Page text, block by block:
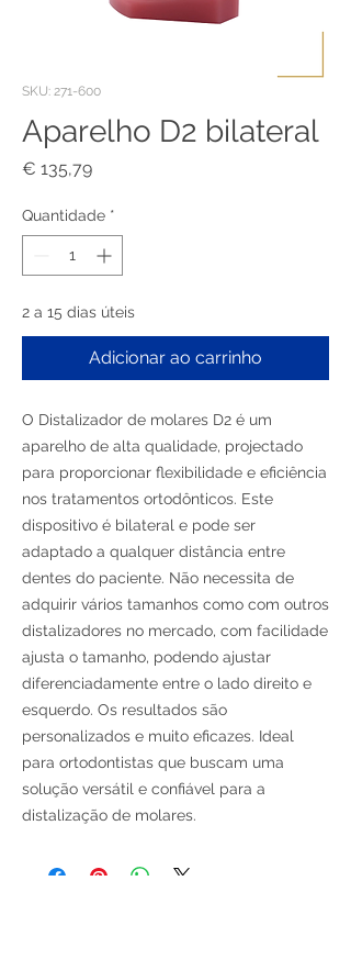
SKU: 271-600
Aparelho D2 bilateral
€ 135,79Preço
Quantidade *
2 a 15 dias úteis
Adicionar ao carrinho
O Distalizador de molares D2 é um
aparelho de alta qualidade, projectado
para proporcionar flexibilidade e eficiência
nos tratamentos ortodônticos. Este
dispositivo é bilateral e pode ser
adaptado a qualquer distância entre
dentes do paciente. Não necessita de
adquirir vários tamanhos como com outros
distalizadores no mercado, com facilidade
ajusta o tamanho, podendo ajustar
diferenciadamente entre o lado direito e
esquerdo. Os resultados são
personalizados e muito eficazes. Ideal
para ortodontistas que buscam uma
solução versátil e confiável para a
distalização de molares.